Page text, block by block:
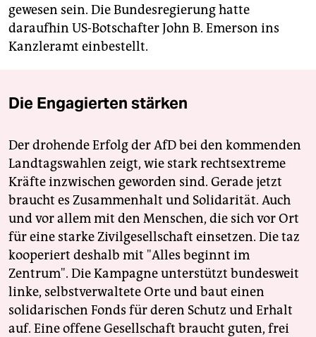
gewesen sein. Die Bundesregierung hatte
daraufhin US-Botschafter John B. Emerson ins
Kanzleramt einbestellt.
Die Engagierten stärken
Der drohende Erfolg der AfD bei den kommenden
Landtagswahlen zeigt, wie stark rechtsextreme
Kräfte inzwischen geworden sind. Gerade jetzt
braucht es Zusammenhalt und Solidarität. Auch
und vor allem mit den Menschen, die sich vor Ort
für eine starke Zivilgesellschaft einsetzen. Die taz
kooperiert deshalb mit "Alles beginnt im
Zentrum". Die Kampagne unterstützt bundesweit
linke, selbstverwaltete Orte und baut einen
solidarischen Fonds für deren Schutz und Erhalt
auf. Eine offene Gesellschaft braucht guten, frei